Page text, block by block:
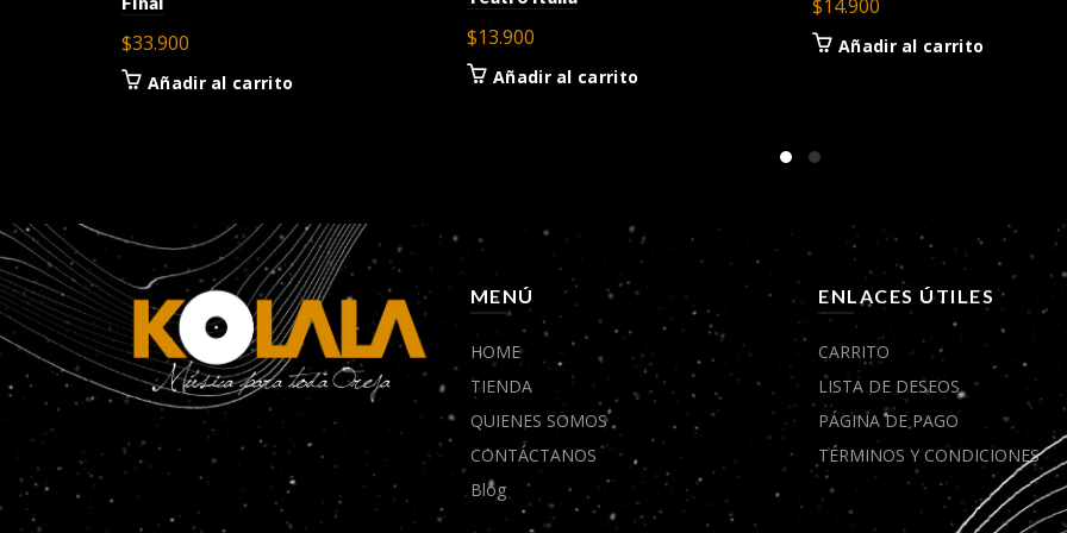
$33.900
Añadir al carrito
$13.900
Añadir al carrito
$14.900
Añadir al carrito
MENÚ
HOME
TIENDA
QUIENES SOMOS
CONTÁCTANOS
Blog
ENLACES ÚTILES
CARRITO
LISTA DE DESEOS
PÁGINA DE PAGO
TÉRMINOS Y CONDICIONES